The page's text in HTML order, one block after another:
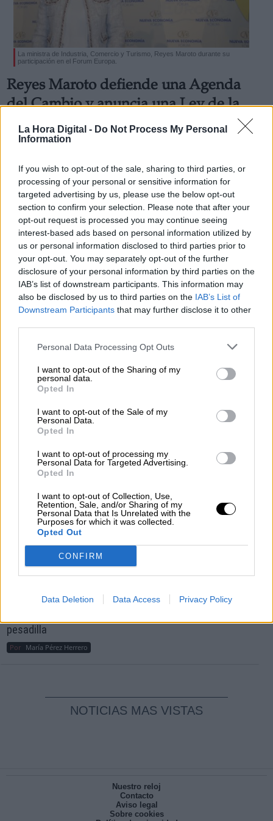
La Hora Digital - Do Not Process My Personal
Information
If you wish to opt-out of the sale, sharing to third parties, or
processing of your personal or sensitive information for
targeted advertising by us, please use the below opt-out
section to confirm your selection. Please note that after your
opt-out request is processed you may continue seeing
interest-based ads based on personal information utilized by
us or personal information disclosed to third parties prior to
your opt-out. You may separately opt-out of the further
disclosure of your personal information by third parties on the
IAB’s list of downstream participants. This information may
also be disclosed by us to third parties on the IAB’s List of
Downstream Participants that may further disclose it to other
Personal Data Processing Opt Outs
I want to opt-out of the Sharing of my
personal data.
Opted In
I want to opt-out of the Sale of my
Personal Data.
Opted In
I want to opt-out of processing my
Personal Data for Targeted Advertising.
Opted In
I want to opt-out of Collection, Use,
Retention, Sale, and/or Sharing of my
Personal Data that Is Unrelated with the
Purposes for which it was collected.
Opted Out
CONFIRM
Data Deletion Data Access Privacy Policy
La ministra de Industria, Comercio y Turismo, Reyes Maroto durante su
participación en el Forum Europa.
Reyes Maroto defiende una Agenda
del Cambio y anuncia una Ley de la
Industria
El Gobierno trabaja en la reforma del contrato de relevo,
automoción”, según la ministra
PorLa Hora Digital
Más artículos de este autor
miércoles, 3 de octubre de 2018
OPINIONES DIVERSAS
guerra mundial?
Por
Álvaro Frutos Rosado y Gabinete Geopolítica de
Crisis
Suelta y confía
María Comesaña
Votantes y votados
El Conflicto de Oriente Medio: Un Nuevo
Orden Autoritario en Construcción
Álvaro Frutos Rosado y Gabinete Geopolítica de
Reconquista leonesa
pesadilla
Por María Pérez Herrero
NOTICIAS MAS VISTAS
Nuestro reloj
Contacto
Aviso legal
Sobre cookies
Derechos:
Información adicional
link